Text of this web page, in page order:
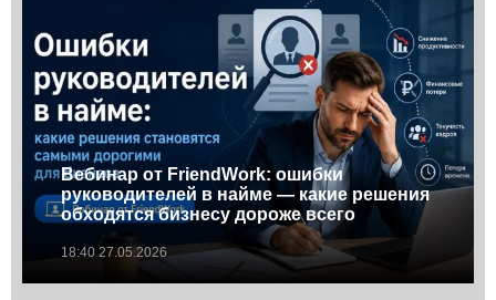
Вебинар от FriendWork: ошибки
руководителей в найме — какие решения
обходятся бизнесу дороже всего
18:40 27.05.2026